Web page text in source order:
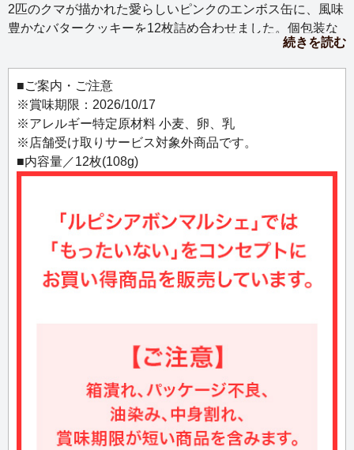
2匹のクマが描かれた愛らしいピンクのエンボス缶に、風味
豊かなバタークッキーを12枚詰め合わせました。個包装な
のでシェアしやすく、ギフトにも最適。食べ終わった後の
缶は小物入れとしてリユースも楽しめます。
続きを読む
■ご案内・ご注意
※賞味期限：2026/10/17
※アレルギー特定原材料 小麦、卵、乳
※店舗受け取りサービス対象外商品です。
■内容量／12枚(108g)